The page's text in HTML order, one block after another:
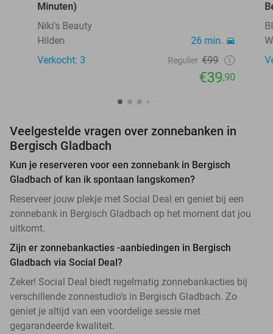
Minuten)
Niki's Beauty
Hilden
26 min.
Verkocht: 3
Regulier €99
€39,90
Veelgestelde vragen over zonnebanken in
Bergisch Gladbach
Kun je reserveren voor een zonnebank in Bergisch
Gladbach of kan ik spontaan langskomen?
Reserveer jouw plekje met Social Deal en geniet bij een
zonnebank in Bergisch Gladbach op het moment dat jou
uitkomt.
Zijn er zonnebankacties -aanbiedingen in Bergisch
Gladbach via Social Deal?
Zeker! Social Deal biedt regelmatig zonnebankacties bij
verschillende zonnestudio’s in Bergisch Gladbach. Zo
geniet je altijd van een voordelige sessie met
gegarandeerde kwaliteit.